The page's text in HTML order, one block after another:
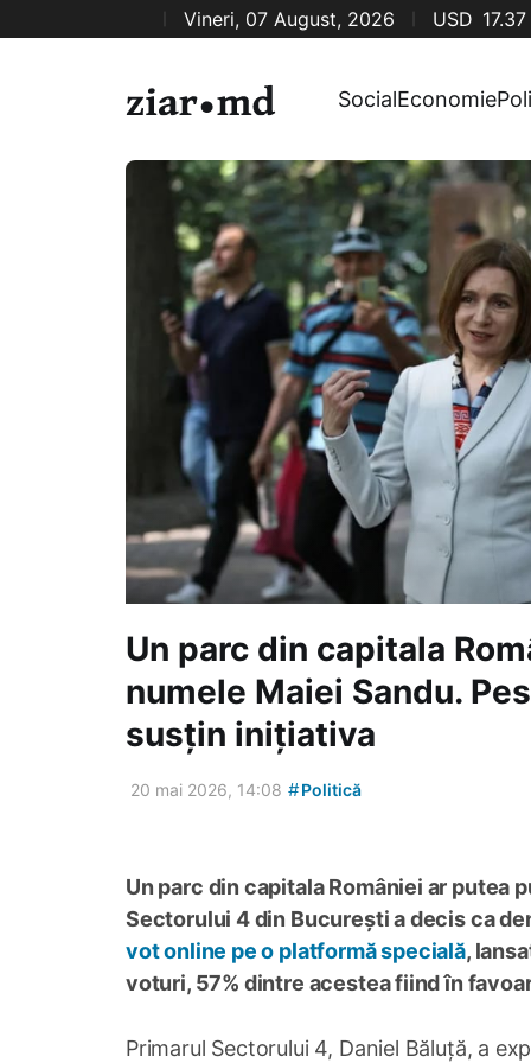
Vineri, 07 August, 2026 USD 17.37
SocialEconomie
Un parc din capitala
numele Maiei Sandu.
susțin inițiativa
20 mai 2026, 14:08 #Politică
Un parc din capitala României ar putea
Sectorului 4 din București a decis ca
vot online pe o platformă specială,
voturi, 57% dintre acestea fiind în
Primarul Sectorului 4, Daniel Băluță, a